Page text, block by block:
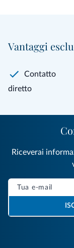
Vantaggi
Contatto
diretto
Riceverai